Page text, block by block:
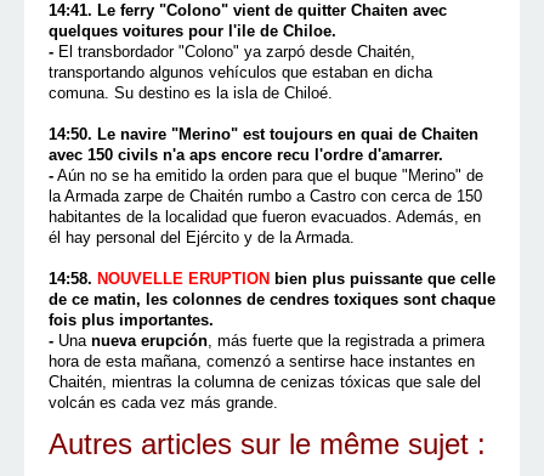
14:41. Le ferry "Colono" vient de quitter Chaiten avec
quelques voitures pour l'ile de Chiloe.
- El transbordador "Colono" ya zarpó desde Chaitén,
transportando algunos vehículos que estaban en dicha
comuna. Su destino es la isla de Chiloé.
14:50. Le navire "Merino" est toujours en quai de Chaiten
avec 150 civils n'a aps encore recu l'ordre d'amarrer.
- Aún no se ha emitido la orden para que el buque "Merino" de
la Armada zarpe de Chaitén rumbo a Castro con cerca de 150
habitantes de la localidad que fueron evacuados. Además, en
él hay personal del Ejército y de la Armada.
14:58. NOUVELLE ERUPTION bien plus puissante que celle
de ce matin, les colonnes de cendres toxiques sont chaque
fois plus importantes.
- Una nueva erupción, más fuerte que la registrada a primera
hora de esta mañana, comenzó a sentirse hace instantes en
Chaitén, mientras la columna de cenizas tóxicas que sale del
volcán es cada vez más grande.
Autres articles sur le même sujet :